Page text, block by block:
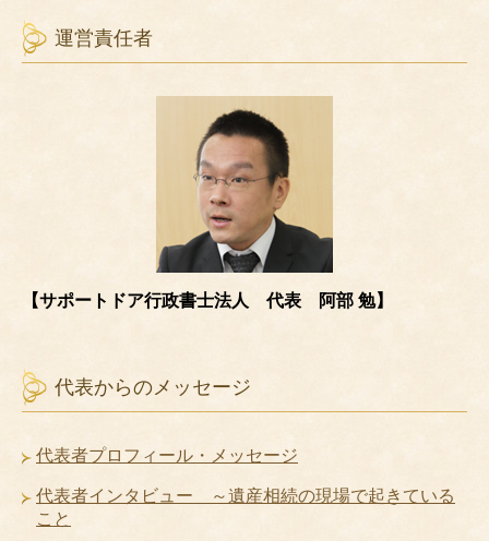
運営責任者
【サポートドア行政書士法人 代表 阿部 勉】
代表からのメッセージ
代表者プロフィール・メッセージ
代表者インタビュー ～遺産相続の現場で起きている
こと